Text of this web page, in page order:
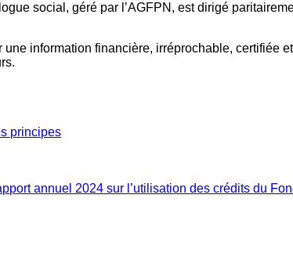
social, géré par l’AGFPN, est dirigé
une information financière, irréprochable,
principes
annuel 2024 sur l’utilisation des crédits du